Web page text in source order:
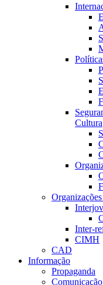
Cultura
Inter-
CIMH
CAD
Informação
Propaganda